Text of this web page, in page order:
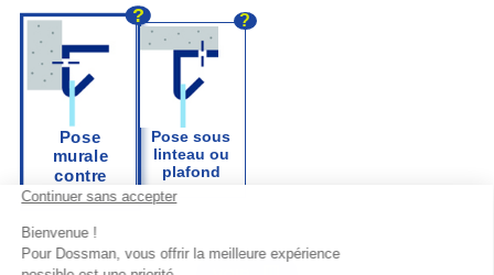
Pose
murale
contre
linteau
?
Pose sous
linteau ou
plafond
?